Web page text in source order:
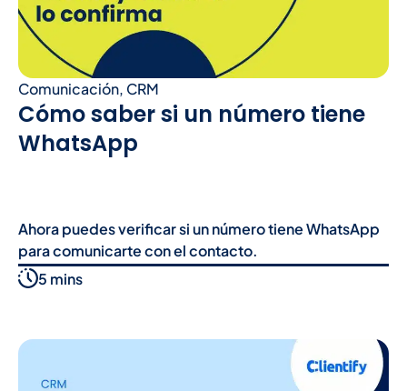
Comunicación, CRM
Cómo saber si un número tiene
WhatsApp
Ahora puedes verificar si un número tiene WhatsApp
para comunicarte con el contacto.
5 mins